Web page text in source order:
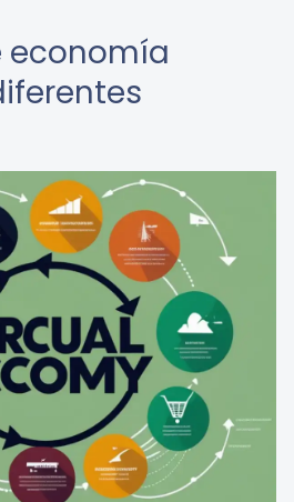
economía